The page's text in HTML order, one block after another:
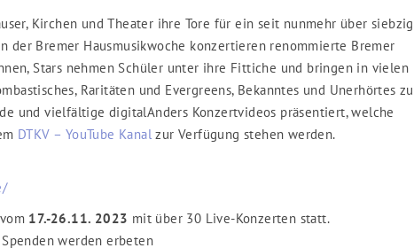
Kirchen und Theater ihre Tore für ein seit nunmehr über siebzig
der Bremer Hausmusikwoche konzertieren renommierte Bremer
Stars nehmen Schüler unter ihre Fittiche und bringen in vielen
Raritäten und Evergreens, Bekanntes und Unerhörtes zu
und vielfältige digitalAnders Konzertvideos präsentiert, welche
DTKV – YouTube Kanal zur Verfügung stehen werden.
17.-26.11. 2023 mit über 30 Live-Konzerten statt.
werden erbeten